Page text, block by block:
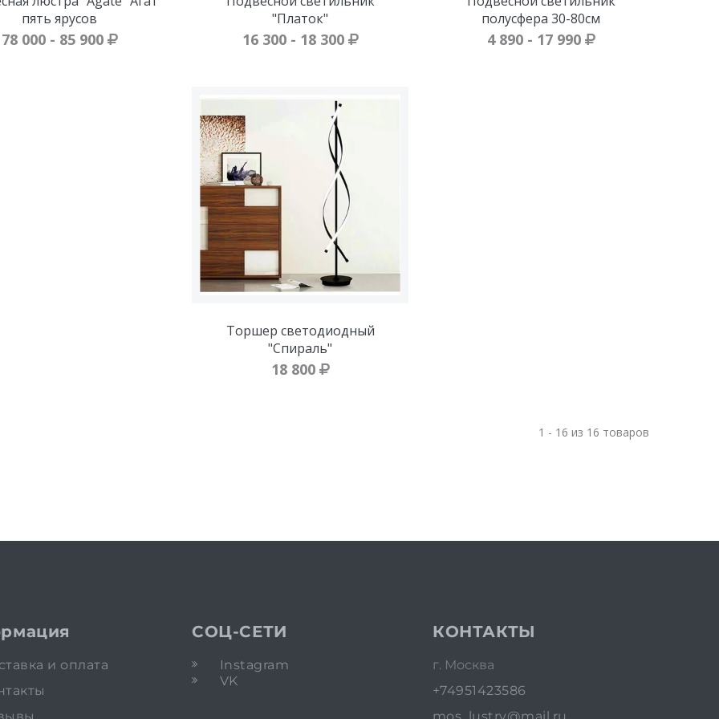
пять ярусов
78 000 - 85 900
"Платок"
16 300 - 18 300
полусфера 30-80см
4 890 - 17 990
Торшер светодиодный
"Спираль"
18 800
1 - 16 из 16 товаров
и оплата
СОЦ-СЕТИ
Instagram
VK
КОНТАКТЫ
г. Москва
+74951423586